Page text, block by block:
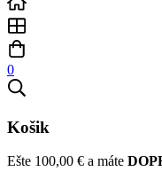
0
Košik
Ešte 100,00 € a máte